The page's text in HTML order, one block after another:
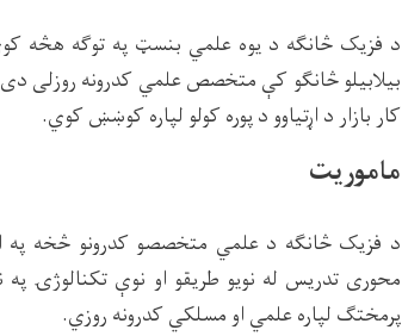
د فزیک څانګه د یوه علمي بنسټ په توګه هڅه
بیلابیلو څانګو کې متخصص علمي کدرونه روزلی
کار بازار د اړتیاوو د پوره کولو لپاره کوښښ کوي.
ماموریت
د فزیک څانګه د علمي متخصصو کدرونو څخه په
محوری تدریس له نویو طریقو او نوې تکنالوژۍ
پرمختګ لپاره علمي او مسلکي کدرونه روزي.